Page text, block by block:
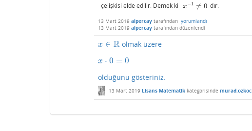
çelişkisi elde edilir. Demek ki
x−1 ≠ 0
x−1≠ 0 dır.
13 Mart 2019 alpercay tarafından yorumlandı
13 Mart 2019 alpercay tarafından düzenlendi
x ∈ R
x∈R olmak üzere
x ⋅ 0 = 0
x ⋅0 =0
olduğunu gösteriniz.
13 Mart 2019 Lisans Matematik kategorisinde murad.ozkoc